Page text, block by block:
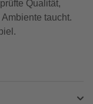
Qualität,
taucht.